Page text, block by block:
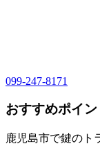
099-247-8171
おすすめポイン
鹿児島市で鍵のト